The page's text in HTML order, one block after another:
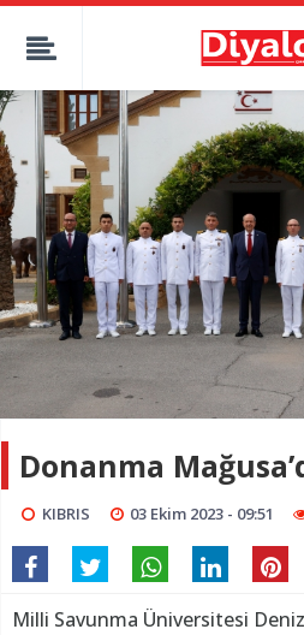
Donanma
KIBRIS 03 Ekim 2023 - 09:51
Milli Savunma Üniversitesi